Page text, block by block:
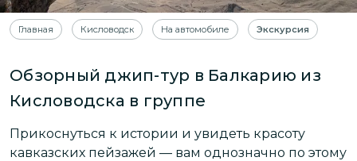
Главная Кисловодск На автомобиле Экскурсия
Обзорный джип-тур в Балкарию из
Кисловодска в группе
Прикоснуться к истории и увидеть красоту
кавказских пейзажей — вам однозначно по этому